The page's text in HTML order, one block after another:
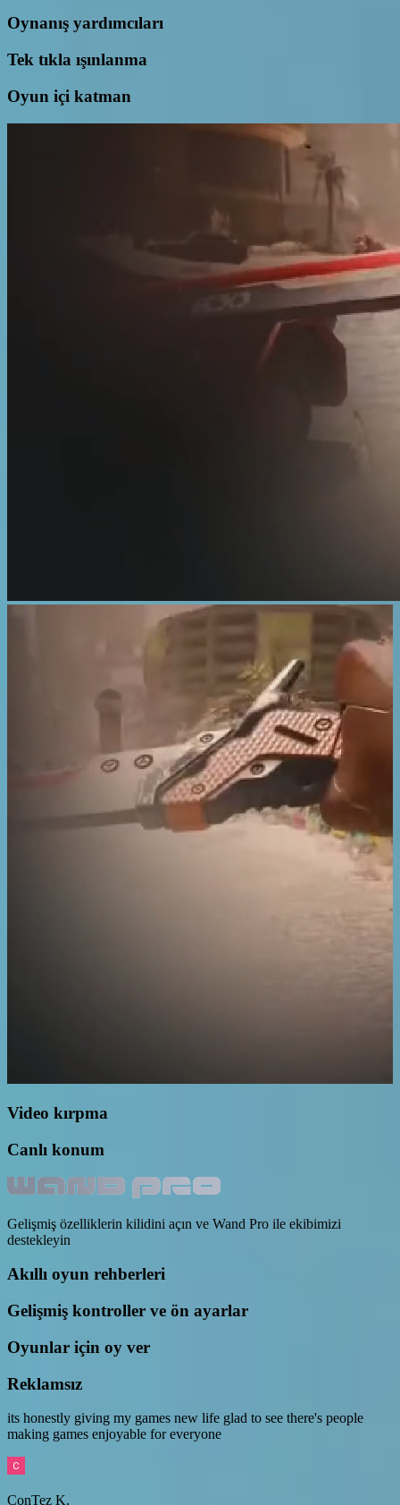
Oynanış yardımcıları
Tek tıkla ışınlanma
Oyun içi katman
Video kırpma
Canlı konum
Gelişmiş özelliklerin kilidini açın ve Wand Pro ile ekibimizi
destekleyin
Akıllı oyun rehberleri
Gelişmiş kontroller ve ön ayarlar
Oyunlar için oy ver
Reklamsız
its honestly giving my games new life glad to see there's people
making games enjoyable for everyone
ConTez K.